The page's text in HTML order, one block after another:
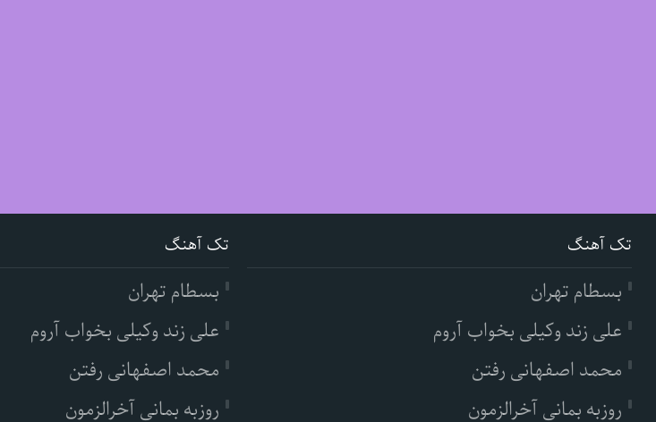
تک آهنگ
بسطام تهران
علی زند وکیلی بخواب آروم
محمد اصفهانی رفتن
روزبه بمانی آخرالزمون
تک آهنگ
بسطام تهران
علی زند وکیلی بخواب آروم
محمد اصفهانی رفتن
روزبه بمانی آخرالزمون